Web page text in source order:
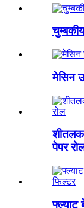
मेसिन
शीतलक
पेपर
फ्ल्याट